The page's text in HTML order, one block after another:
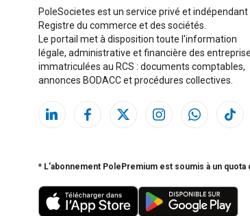
PoleSocietes est un service privé et indépendant
Registre du commerce et des sociétés.
Le portail met à disposition toute l'information
légale, administrative et financière des
immatriculées au RCS : documents comptables,
annonces BODACC et procédures collectives.
* L'abonnement PolePremium est soumis à un